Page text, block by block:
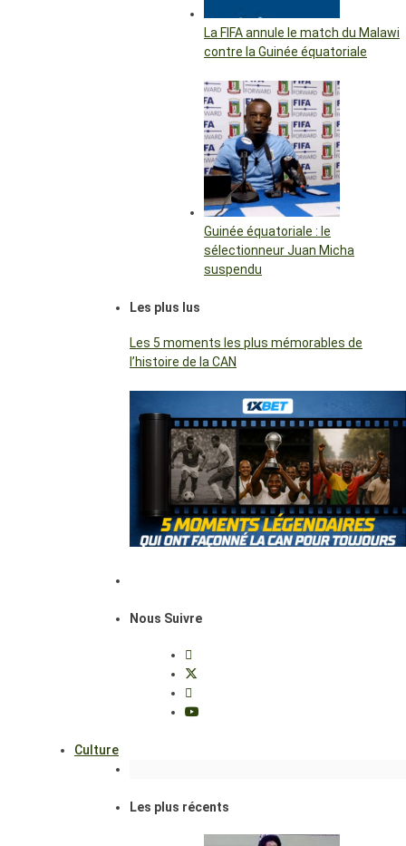
La FIFA annule le match du Malawi
contre la Guinée équatoriale
Guinée équatoriale : le
sélectionneur Juan Micha
suspendu
Les plus lus
Les 5 moments les plus mémorables de
l’histoire de la CAN
Nous Suivre
Culture
Les plus récents